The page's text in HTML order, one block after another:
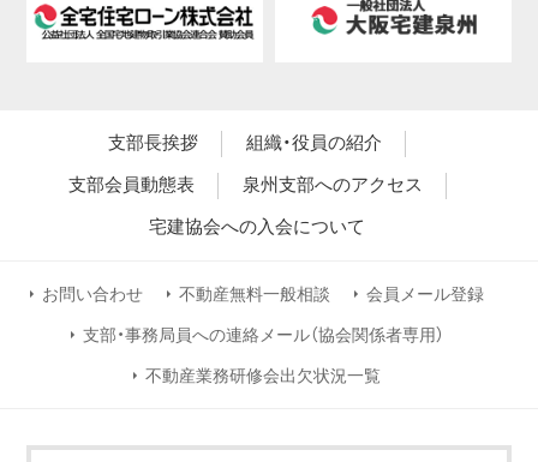
支部長挨拶
組織・役員の紹介
支部会員動態表
泉州支部へのアクセス
宅建協会への入会について
お問い合わせ 不動産無料一般相談 会員メール登録
支部・事務局員への連絡メール（協会関係者専用）
不動産業務研修会出欠状況一覧